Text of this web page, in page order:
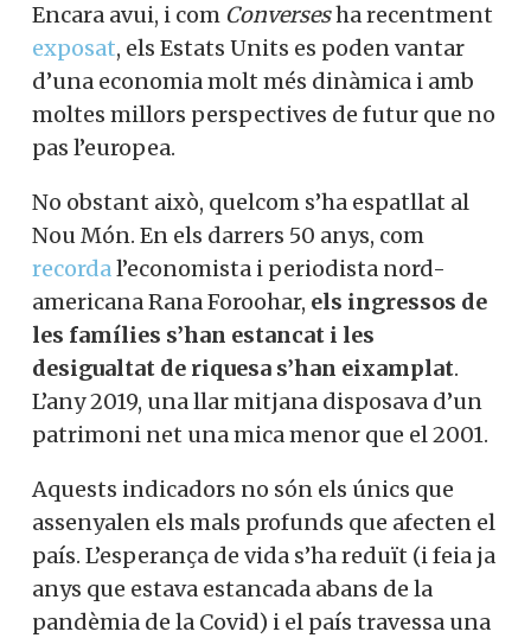
Encara avui, i com Conversesha recentment
exposat, els Estats Units es poden vantar
d’una economia molt més dinàmica i amb
moltes millors perspectives de futur que no
pas l’europea.
No obstant això, quelcom s’ha espatllat al
Nou Món. En els darrers 50 anys, com
recordal’economista i periodista nord-
americana Rana Foroohar, els ingressos de
les famílies s’han estancat i les
desigualtat de riquesa s’han eixamplat.
L’any 2019, una llar mitjana disposava d’un
patrimoni net una mica menor que el 2001.
Aquests indicadors no són els únics que
assenyalen els mals profunds que afecten el
país. L’esperança de vida s’ha reduït (i feia ja
anys que estava estancada abans de la
pandèmia de la Covid) i el país travessa una